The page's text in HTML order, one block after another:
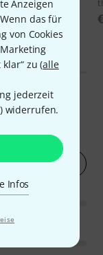
Anzeigen
das für
von Cookies
zu (alle
jederzeit
) widerrufen.
Infos
Achat 108 Sub
bewerten